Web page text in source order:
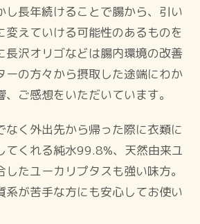
し長年続けることで腸から、引い
変えていける可能性のあるものを
長沢オリゴなどは腸内環境の改善
ーの方々から摂取した途端にわか
ご感想をいただいています。
なく外出先から帰った際に衣類に
てくれる純水99.8%、天然由来ユ
たユーカリプタスも強い味方。
系が苦手な方にも安心してお使い